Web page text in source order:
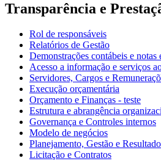
Transparência e
Rol de responsáveis
Relatórios de Gestão
Demonstrações contábeis e notas
Acesso a informação e serviços
Servidores, Cargos e
Execução orçamentária
Orçamento e Finanças - teste
Estrutura e abrangência
Governança e Controles internos
Modelo de negócios
Planejamento, Gestão e
Licitação e Contratos